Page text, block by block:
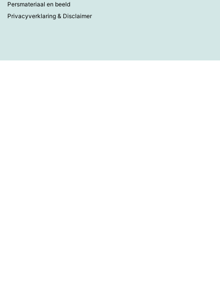
Persmateriaal en beeld
Privacyverklaring & Disclaimer